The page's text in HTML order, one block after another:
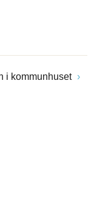
i kommunhuset